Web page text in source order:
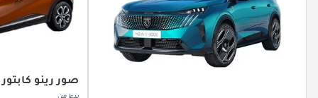
صور رينو كابتور